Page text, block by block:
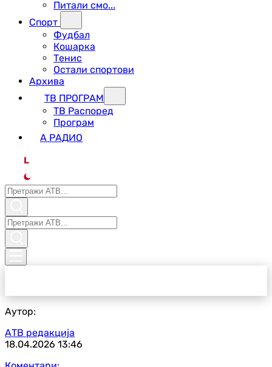
Питали смо...
Спорт
Фудбал
Кошарка
Тенис
Остали спортови
Архива
ТВ ПРОГРАМ
ТВ Распоред
Програм
А РАДИО
L
Аутор:
АТВ редакција
18.04.2026 13:46